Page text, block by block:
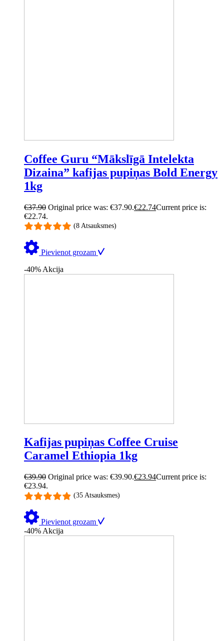
Coffee Guru “Mākslīgā Intelekta
Dizaina” kafijas pupiņas Bold Energy
1kg
€37.90 Original price was: €37.90.€22.74Current price is:
€22.74.
(8 Atsauksmes)
Pievienot grozam
-40% Akcija
Kafijas pupiņas Coffee Cruise
Caramel Ethiopia 1kg
€39.90 Original price was: €39.90.€23.94Current price is:
€23.94.
(35 Atsauksmes)
Pievienot grozam
-40% Akcija